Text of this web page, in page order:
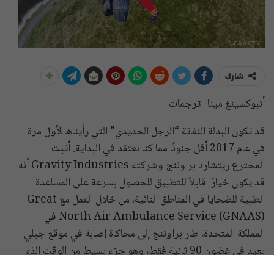
شارك
أنبوكسينغ مينا- ترجمات
قد تكون البدلة النفاثة “الرجل الحديدي” التي رأيناها لأول مرة
في عام 2017 أقل جنونًا مما كنا نعتقد في البداية. أثبت
المخترع ريتشارد براوننج وشركته Gravity Industries أنه
قد يكون خيارًا قابلاً للتطبيق للحصول بسرعة على المساعدة
الطبية للضحايا في المناطق النائية، من خلال العمل مع Great
North Air Ambulance Service (GNAAS) في
المملكة المتحدة، طار براوننج إلى محاكاة إصابة في موقع جبلي
بعيد في غضون 90 ثانية فقط، وهو جزء بسيط من الوقت الذي